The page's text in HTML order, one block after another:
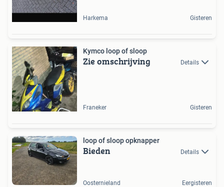
Harkema Gisteren
Kymco loop of sloop
Zie omschrijving Details
Franeker Gisteren
loop of sloop opknapper
Bieden Details
Oosternieland Eergisteren